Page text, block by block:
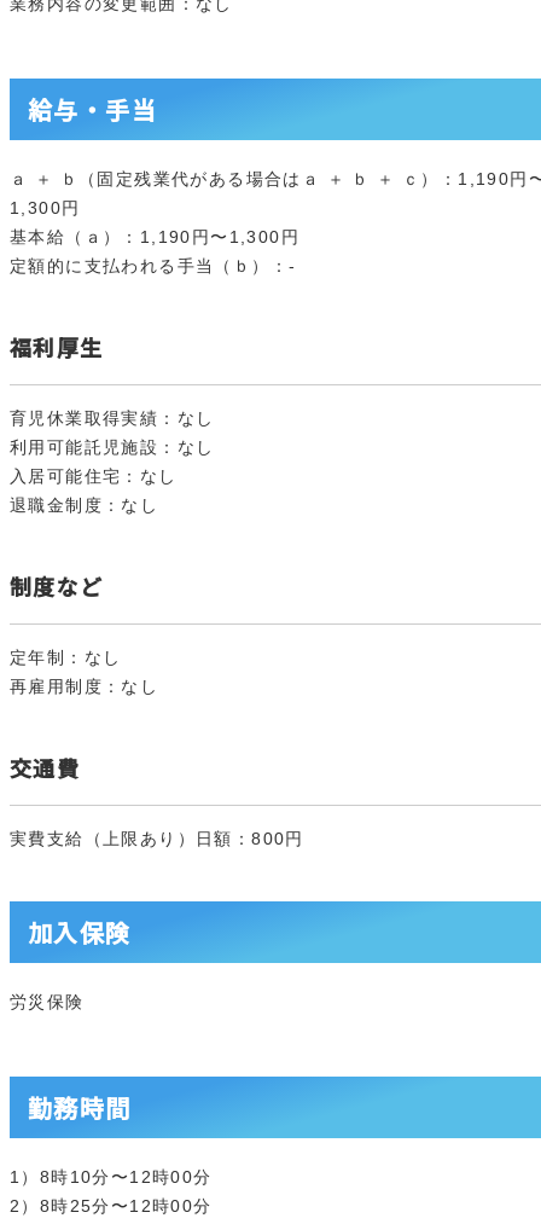
給与・手当
ａ ＋ ｂ（固定残業代がある場合はａ ＋ ｂ ＋ ｃ）：1,190円
1,300円
基本給（ａ）：1,190円〜1,300円
定額的に支払われる手当（ｂ）：-
福利厚生
育児休業取得実績：なし
利用可能託児施設：なし
入居可能住宅：なし
退職金制度：なし
制度など
定年制：なし
再雇用制度：なし
交通費
実費支給（上限あり）日額：800円
加入保険
労災保険
勤務時間
1）8時10分〜12時00分
2）8時25分〜12時00分